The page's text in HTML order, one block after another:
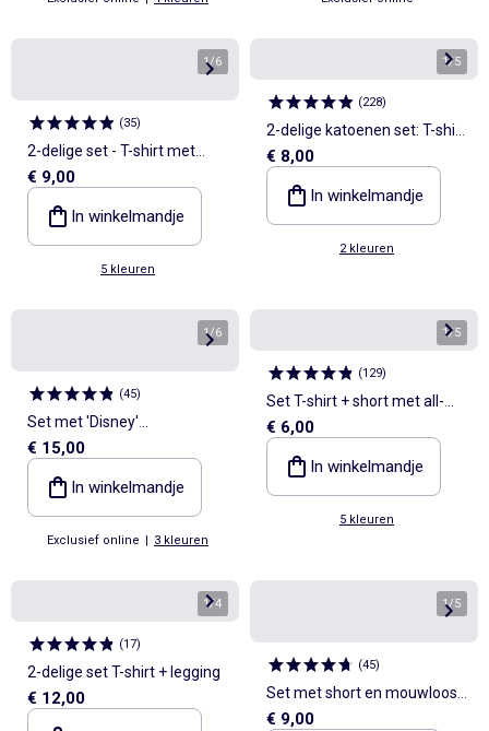
1/6
(35)
2-delige set - T-shirt met
lange mouwen + legging
€ 9,00
In winkelmandje
5 kleuren
1/5
(228)
2-delige katoenen set: T-shirt
+ short
€ 8,00
In winkelmandje
2 kleuren
1/6
(45)
Set met 'Disney'
shortjumpsuit en buckethat
€ 15,00
In winkelmandje
Exclusief online | 3 kleuren
1/5
(129)
Set T-shirt + short met all-
over print
€ 6,00
In winkelmandje
5 kleuren
1/4
(17)
2-delige set T-shirt + legging
€ 12,00
1/5
(45)
Set met short en mouwloos
topje van pointelle breisel
€ 9,00